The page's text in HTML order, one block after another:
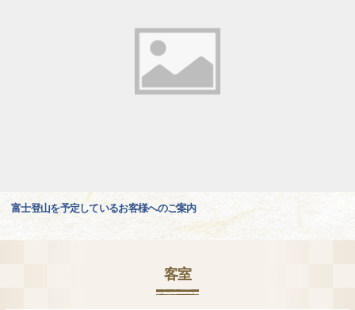
富士登山を予定しているお客様へのご案内
客室